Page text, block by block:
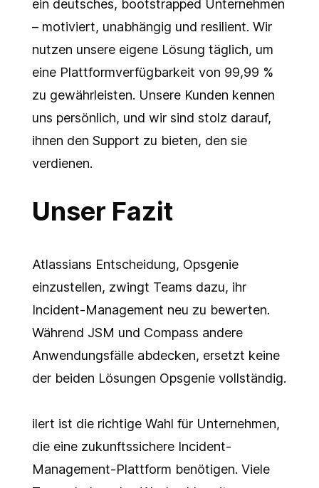
ein deutsches, bootstrapped Unternehmen
– motiviert, unabhängig und resilient. Wir
nutzen unsere eigene Lösung täglich, um
eine Plattformverfügbarkeit von 99,99 %
zu gewährleisten. Unsere Kunden kennen
uns persönlich, und wir sind stolz darauf,
ihnen den Support zu bieten, den sie
verdienen.
Unser Fazit
Atlassians Entscheidung, Opsgenie
einzustellen, zwingt Teams dazu, ihr
Incident-Management neu zu bewerten.
Während JSM und Compass andere
Anwendungsfälle abdecken, ersetzt keine
der beiden Lösungen Opsgenie vollständig.
ilert ist die richtige Wahl für Unternehmen,
die eine zukunftssichere Incident-
Management-Plattform benötigen. Viele